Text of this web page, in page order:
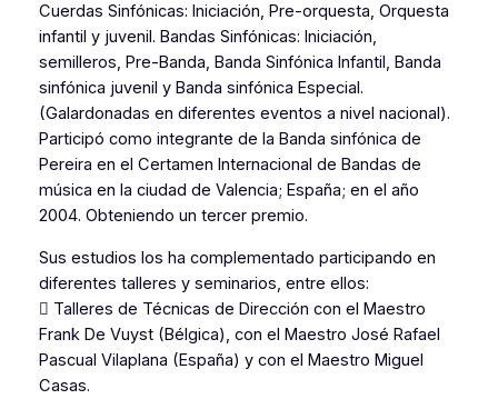
Cuerdas Sinfónicas: Iniciación, Pre-orquesta, Orquesta
infantil y juvenil. Bandas Sinfónicas: Iniciación,
semilleros, Pre-Banda, Banda Sinfónica Infantil, Banda
sinfónica juvenil y Banda sinfónica Especial.
(Galardonadas en diferentes eventos a nivel nacional).
Participó como integrante de la Banda sinfónica de
Pereira en el Certamen Internacional de Bandas de
música en la ciudad de Valencia; España; en el año
2004. Obteniendo un tercer premio.
Sus estudios los ha complementado participando en
diferentes talleres y seminarios, entre ellos:
 Talleres de Técnicas de Dirección con el Maestro
Frank De Vuyst (Bélgica), con el Maestro José Rafael
Pascual Vilaplana (España) y con el Maestro Miguel
Casas.